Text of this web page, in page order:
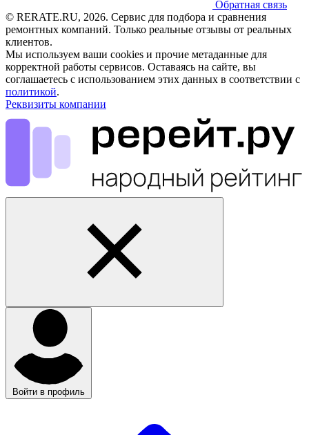
Обратная связь
© RERATE.RU, 2026. Сервис для подбора и сравнения
ремонтных компаний. Только реальные отзывы от реальных
клиентов.
Мы используем ваши cookies и прочие метаданные для
корректной работы сервисов. Оставаясь на сайте, вы
соглашаетесь с использованием этих данных в соответствии с
политикой.
Реквизиты компании
Войти в профиль